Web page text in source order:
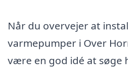
Når du overvejer at
varmepumper i Over
være en god idé at søge